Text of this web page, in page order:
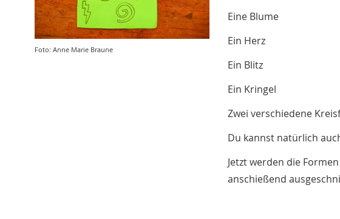
Foto: Anne Marie Braune
Eine Blume
Ein Herz
Ein Blitz
Ein Kringel
Zwei verschiedene
Du kannst natürlich
Jetzt werden die
anschießend